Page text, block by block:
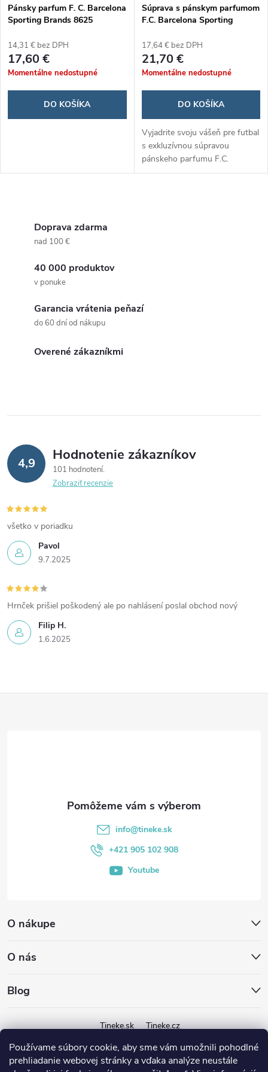
Používame súbory cookie, aby sme vám umožnili pohodlné
prehliadanie webovej stránky a vďaka analýze neustále
e
p
r
u
p
r
o
d
k
Pánsky parfum F. C. Barcelona
Sporting Brands 8625
14,31 € bez DPH
17,60 €
Momentálne nedostupné
DO KOŠÍKA
Súprava s pánskym parfumom
F.C. Barcelona Sporting
17,64 € bez DPH
21,70 €
Momentálne nedostupné
DO KOŠÍKA
Vyjadrite svoju vášeň pre futbal
s exkluzívnou súpravou
pánskeho parfumu F.C.
Barcelona Sporting Brands!
p
r
v
y
v
ý
p
i
s
Doprava zdarma
nad 100 €
40 000 produktov
v ponuke
Garancia vrátenia peňazí
do 60 dní od nákupu
Overené zákazníkmi
4,9 Hodnotenie zákazníkov
101 hodnotení
Zobraziť recenzie
Pavol
9.7.2025
všetko v poriadku
Filip H.
1.6.2025
Hrnček prišiel poškodený ale po nahlásení poslal obchod nový
O nákupe
O nás
Blog
info@tineke.sk
+421 905 102 908
Youtube
Tineke.sk Tineke.cz